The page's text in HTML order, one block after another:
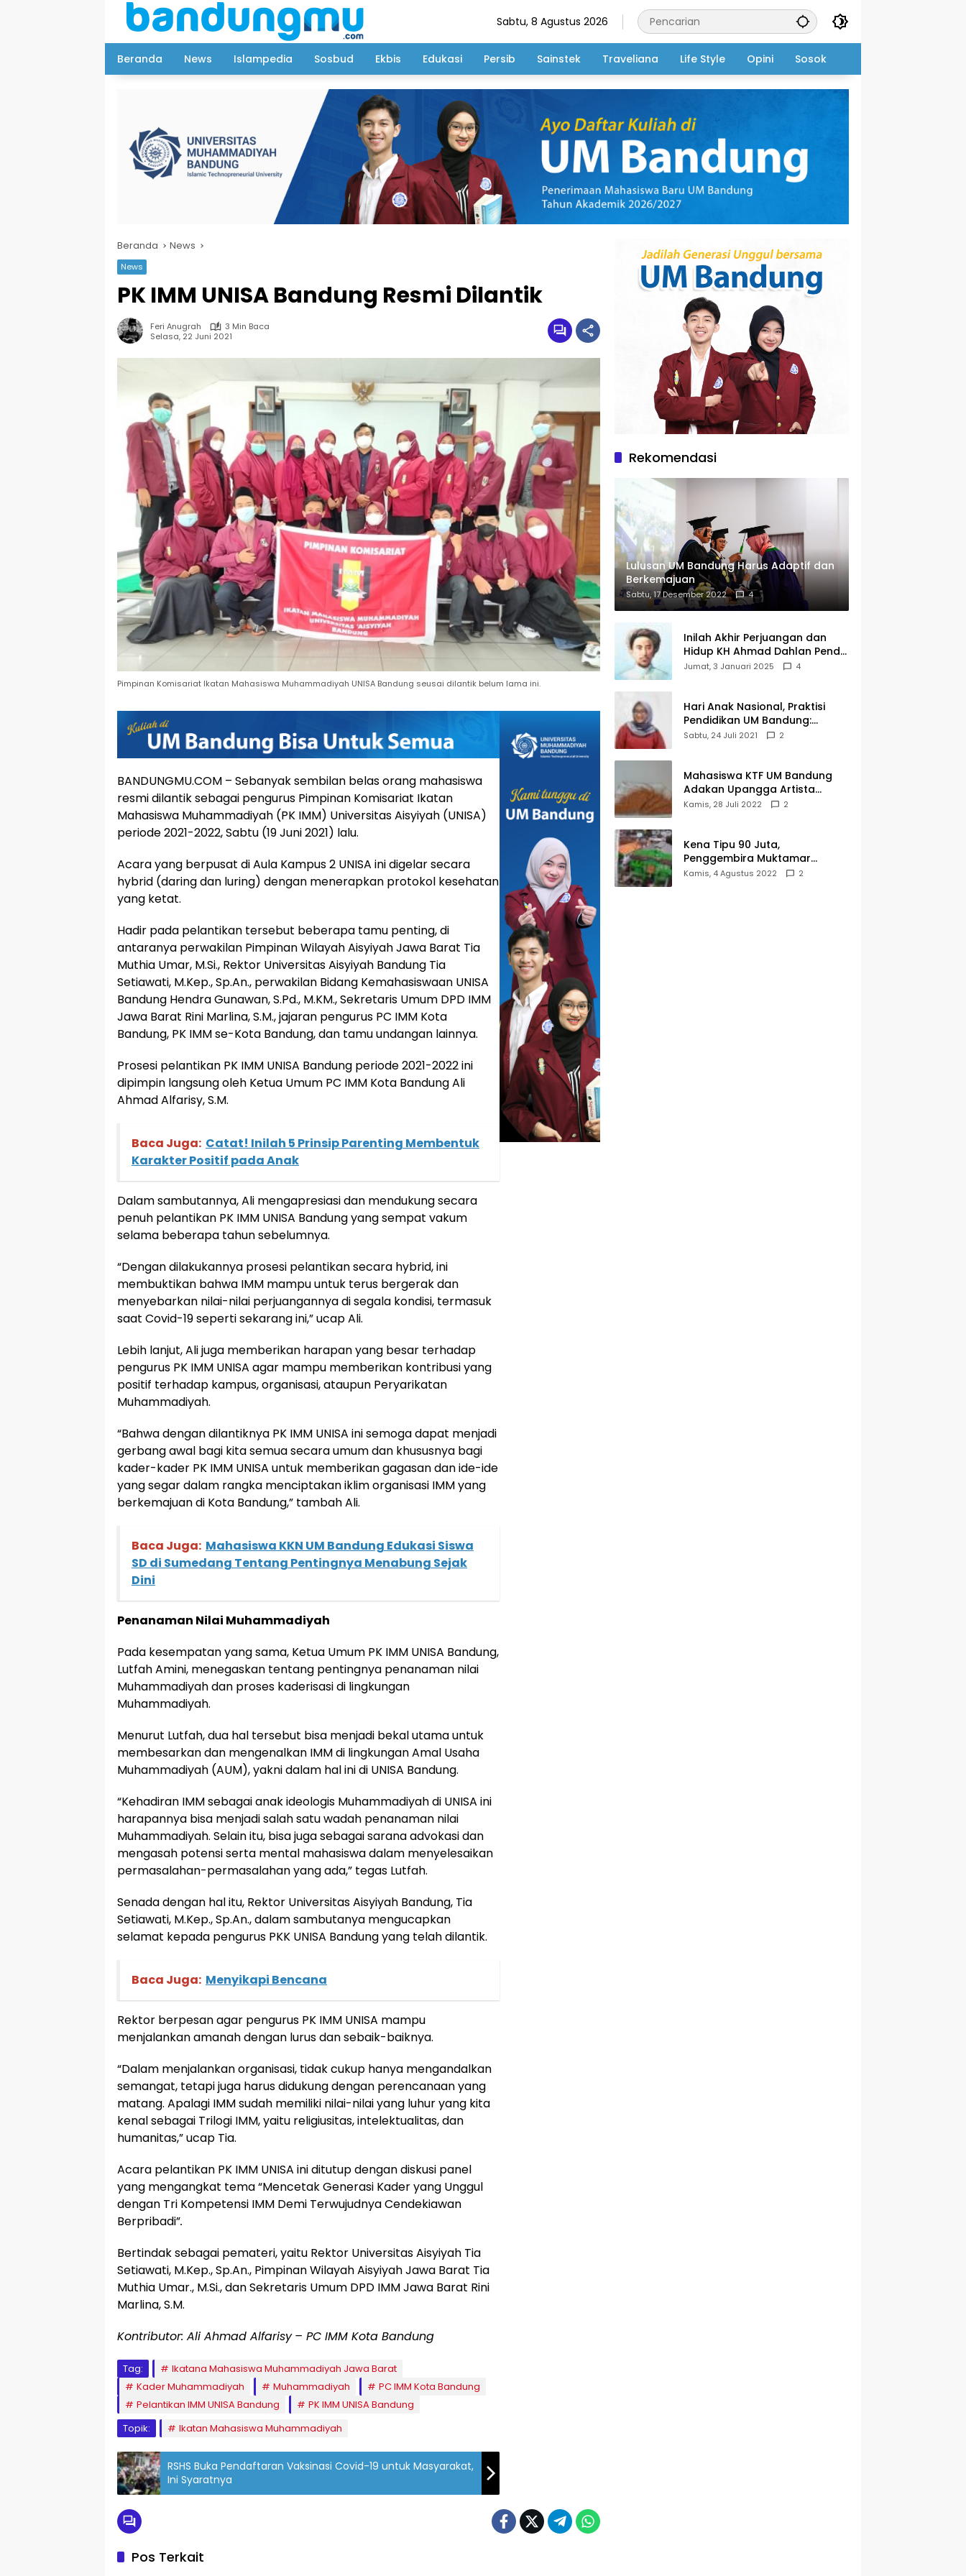
Sabtu, 8 Agustus 2026
Beranda News Islampedia Sosbud Ekbis Edukasi Persib Sainstek Traveliana Life Style Opini Sosok
Beranda News
News
PK IMM UNISA Bandung Resmi Dilantik
Feri Anugrah
3 Min Baca
Selasa, 22 Juni 2021
Pimpinan Komisariat Ikatan Mahasiswa Muhammadiyah UNISA Bandung seusai dilantik belum lama ini.
BANDUNGMU.COM – Sebanyak sembilan belas orang mahasiswa
resmi dilantik sebagai pengurus Pimpinan Komisariat Ikatan
Mahasiswa Muhammadiyah (PK IMM) Universitas Aisyiyah (UNISA)
periode 2021-2022, Sabtu (19 Juni 2021) lalu.
Acara yang berpusat di Aula Kampus 2 UNISA ini digelar secara
hybrid (daring dan luring) dengan menerapkan protokol kesehatan
yang ketat.
Hadir pada pelantikan tersebut beberapa tamu penting, di
antaranya perwakilan Pimpinan Wilayah Aisyiyah Jawa Barat Tia
Muthia Umar, M.Si., Rektor Universitas Aisyiyah Bandung Tia
Setiawati, M.Kep., Sp.An., perwakilan Bidang Kemahasiswaan UNISA
Bandung Hendra Gunawan, S.Pd., M.KM., Sekretaris Umum DPD IMM
Jawa Barat Rini Marlina, S.M., jajaran pengurus PC IMM Kota
Bandung, PK IMM se-Kota Bandung, dan tamu undangan lainnya.
Prosesi pelantikan PK IMM UNISA Bandung periode 2021-2022 ini
dipimpin langsung oleh Ketua Umum PC IMM Kota Bandung Ali
Ahmad Alfarisy, S.M.
Baca Juga: Catat! Inilah 5 Prinsip Parenting Membentuk
Karakter Positif pada Anak
Dalam sambutannya, Ali mengapresiasi dan mendukung secara
penuh pelantikan PK IMM UNISA Bandung yang sempat vakum
selama beberapa tahun sebelumnya.
“Dengan dilakukannya prosesi pelantikan secara hybrid, ini
membuktikan bahwa IMM mampu untuk terus bergerak dan
menyebarkan nilai-nilai perjuangannya di segala kondisi, termasuk
saat Covid-19 seperti sekarang ini,” ucap Ali.
Lebih lanjut, Ali juga memberikan harapan yang besar terhadap
pengurus PK IMM UNISA agar mampu memberikan kontribusi yang
positif terhadap kampus, organisasi, ataupun Peryarikatan
Muhammadiyah.
“Bahwa dengan dilantiknya PK IMM UNISA ini semoga dapat menjadi
gerbang awal bagi kita semua secara umum dan khususnya bagi
kader-kader PK IMM UNISA untuk memberikan gagasan dan ide-ide
yang segar dalam rangka menciptakan iklim organisasi IMM yang
berkemajuan di Kota Bandung,” tambah Ali.
Baca Juga: Mahasiswa KKN UM Bandung Edukasi Siswa
SD di Sumedang Tentang Pentingnya Menabung Sejak
Dini
Penanaman Nilai Muhammadiyah
Pada kesempatan yang sama, Ketua Umum PK IMM UNISA Bandung,
Lutfah Amini, menegaskan tentang pentingnya penanaman nilai
Muhammadiyah dan proses kaderisasi di lingkungan
Muhammadiyah.
Menurut Lutfah, dua hal tersebut bisa menjadi bekal utama untuk
membesarkan dan mengenalkan IMM di lingkungan Amal Usaha
Muhammadiyah (AUM), yakni dalam hal ini di UNISA Bandung.
“Kehadiran IMM sebagai anak ideologis Muhammadiyah di UNISA ini
harapannya bisa menjadi salah satu wadah penanaman nilai
Muhammadiyah. Selain itu, bisa juga sebagai sarana advokasi dan
mengasah potensi serta mental mahasiswa dalam menyelesaikan
permasalahan-permasalahan yang ada,” tegas Lutfah.
Senada dengan hal itu, Rektor Universitas Aisyiyah Bandung, Tia
Setiawati, M.Kep., Sp.An., dalam sambutanya mengucapkan
selamat kepada pengurus PKK UNISA Bandung yang telah dilantik.
Baca Juga: Menyikapi Bencana
Rektor berpesan agar pengurus PK IMM UNISA mampu
menjalankan amanah dengan lurus dan sebaik-baiknya.
“Dalam menjalankan organisasi, tidak cukup hanya mengandalkan
semangat, tetapi juga harus didukung dengan perencanaan yang
matang. Apalagi IMM sudah memiliki nilai-nilai yang luhur yang kita
kenal sebagai Trilogi IMM, yaitu religiusitas, intelektualitas, dan
humanitas,”­ ucap Tia.
Acara pelantikan PK IMM UNISA ini ditutup dengan diskusi panel
yang mengangkat tema “Mencetak Generasi Kader yang Unggul
dengan Tri Kompetensi IMM Demi Terwujudnya Cendekiawan
Berpribadi”.
Bertindak sebagai pemateri, yaitu Rektor Universitas Aisyiyah Tia
Setiawati, M.Kep., Sp.An., Pimpinan Wilayah Aisyiyah Jawa Barat Tia
Muthia Umar., M.Si., dan Sekretaris Umum DPD IMM Jawa Barat Rini
Marlina, S.M.
Kontributor: Ali Ahmad Alfarisy – PC IMM Kota Bandung
Tag:
Ikatana Mahasiswa Muhammadiyah Jawa Barat
Kader Muhammadiyah
Muhammadiyah
PC IMM Kota Bandung
Pelantikan IMM UNISA Bandung
PK IMM UNISA Bandung
Topik:
Ikatan Mahasiswa Muhammadiyah
RSHS Buka Pendaftaran Vaksinasi Covid-19 untuk Masyarakat,
Ini Syaratnya
Pos Terkait
Rekomendasi
Lulusan UM Bandung Harus Adaptif dan
Berkemajuan
Sabtu, 17 Desember 2022 4
Inilah Akhir Perjuangan dan
Hidup KH Ahmad Dahlan Pendiri
Muhammadiyah
Jumat, 3 Januari 2025 4
Hari Anak Nasional, Praktisi
Pendidikan UM Bandung:
Mereka Generasi Penerus
Sabtu, 24 Juli 2021 2
Mahasiswa KTF UM Bandung
Adakan Upangga Artista
Exhibition, Ini Salah Satu
Kamis, 28 Juli 2022 2
Kena Tipu 90 Juta,
Penggembira Muktamar
Muhammadiyah Aisyiyah Asal
Kamis, 4 Agustus 2022 2